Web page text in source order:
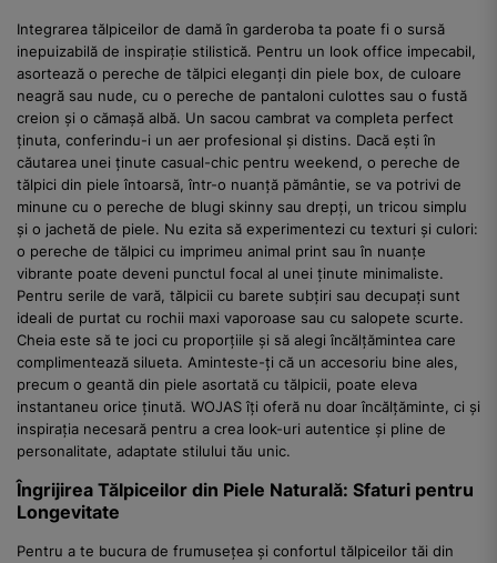
Integrarea tălpiceilor de damă în garderoba ta poate fi o sursă
inepuizabilă de inspirație stilistică. Pentru un look office impecabil,
asortează o pereche de tălpici eleganți din piele box, de culoare
neagră sau nude, cu o pereche de pantaloni culottes sau o fustă
creion și o cămașă albă. Un sacou cambrat va completa perfect
ținuta, conferindu-i un aer profesional și distins. Dacă ești în
căutarea unei ținute casual-chic pentru weekend, o pereche de
tălpici din piele întoarsă, într-o nuanță pământie, se va potrivi de
minune cu o pereche de blugi skinny sau drepți, un tricou simplu
și o jachetă de piele. Nu ezita să experimentezi cu texturi și culori:
o pereche de tălpici cu imprimeu animal print sau în nuanțe
vibrante poate deveni punctul focal al unei ținute minimaliste.
Pentru serile de vară, tălpicii cu barete subțiri sau decupați sunt
ideali de purtat cu rochii maxi vaporoase sau cu salopete scurte.
Cheia este să te joci cu proporțiile și să alegi încălțămintea care
complimentează silueta. Aminteste-ți că un accesoriu bine ales,
precum o geantă din piele asortată cu tălpicii, poate eleva
instantaneu orice ținută. WOJAS îți oferă nu doar încălțăminte, ci și
inspirația necesară pentru a crea look-uri autentice și pline de
personalitate, adaptate stilului tău unic.
Îngrijirea Tălpiceilor din Piele Naturală: Sfaturi pentru
Longevitate
Pentru a te bucura de frumusețea și confortul tălpiceilor tăi din